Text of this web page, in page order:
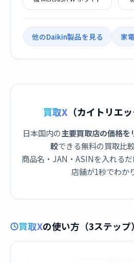
他のDaikin製品を見る 家
買取X （カイトリエ
日本国内の主要買取店の価格
較できる無料の買取比
商品名・JAN・ASINを入れる
店舗が1秒でわか
買取Xの使い方（3ステップ）